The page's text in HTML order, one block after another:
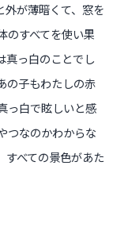
外が薄暗くて、窓を
のすべてを使い果
真っ白のことでし
の子もわたしの赤
っ白で眩しいと感
つなのかわからな
すべての景色があた